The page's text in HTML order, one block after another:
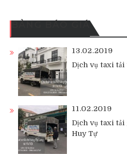
BẢNG BÁO GIÁ
13.02.2019
Dịch vụ taxi tải
11.02.2019
Dịch vụ taxi tải
Huy Tự